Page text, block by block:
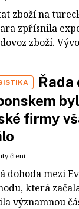
zboží na
zpřísnila
zboží.
Řada
firmy
čtení
dohoda mezi
která
významnou